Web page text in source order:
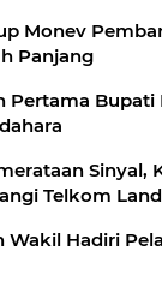
di
Panjang
Pertama Bupati
Sinyal,
Telkom
Pengurus